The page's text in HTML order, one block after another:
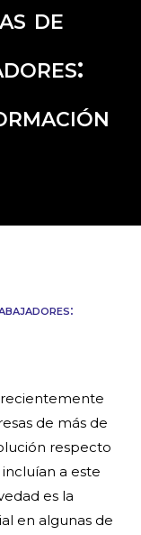
de
recientemente
de más de
respecto
a este
es la
en algunas de